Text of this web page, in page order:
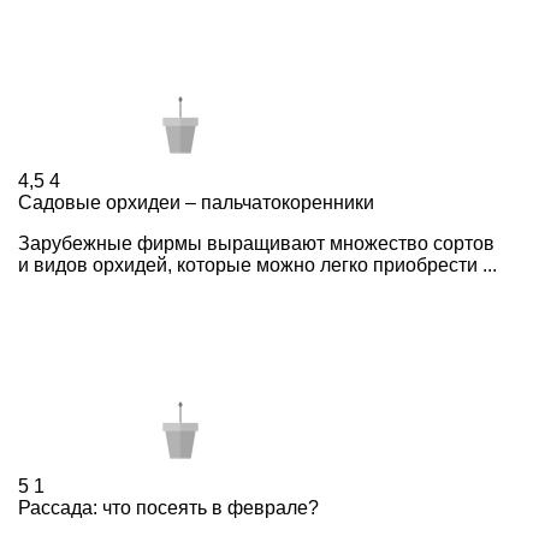
4,5 4
Садовые орхидеи – пальчатокоренники
Зарубежные фирмы выращивают множество сортов
и видов орхидей, которые можно легко приобрести ...
5 1
Рассада: что посеять в феврале?